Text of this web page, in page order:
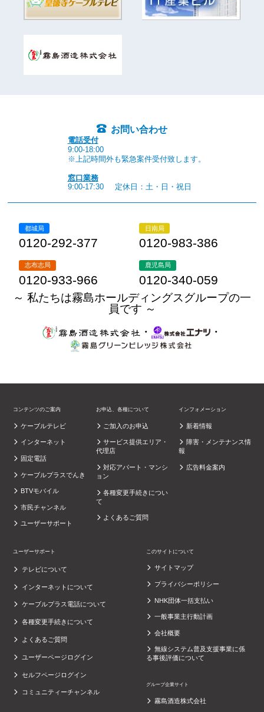
お問い合わせ
電話受付
9:00-18:00
※上記時間外も緊急案件受付致します。
窓口業務
9:00-17:30
定休日：土・日・祝日
都城局
0120-292-377
日南局
0120-983-386
志布志局
0120-933-966
鹿児島局
0120-340-059
～ 私たちは霧島ホールディングスグループの一
員です ～
・
・
コンテンツのご案内
ケーブルテレビ
インターネット
固定電話
ケーブルプラスでんき
BTVモバイル
市民チャンネル
ユーザーサポート
お申込、各種について
ご加入のお申込
サービス提供エリア・
代理店
対応アパート・マンシ
ョン
各種変更手続きについ
て
よくあるご質問
インフォメーション
新着情報
障害・メンテナンス情
報
広告料金案内
ユーザーサポート
テレビについて
インターネットについて
ケーブルプラス電話について
各種変更手続きについて
よくあるご質問
ユーザーページログイン
セルフページログイン
コミュニティーチャンネル
このサイトについて
サイトマップ
プライバシーポリシー
NHK団体一括支払い
一般事業主行動計画
会社概要
無線システム普及支援事業に係
る事後評価について
グループ企業サイト
霧島酒造株式会社